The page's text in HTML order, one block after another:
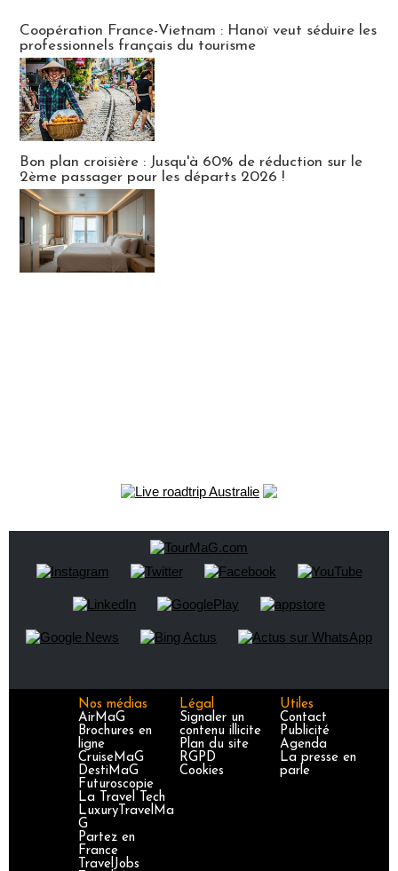
Coopération France-Vietnam : Hanoï veut séduire les
professionnels français du tourisme
Bon plan croisière : Jusqu'à 60% de réduction sur le
2ème passager pour les départs 2026 !
Nos médias
AirMaG
Brochures en
ligne
CruiseMaG
DestiMaG
Futuroscopie
La Travel Tech
LuxuryTravelMa
G
Partez en
France
TravelJobs
Légal
Signaler un
contenu illicite
Plan du site
RGPD
Cookies
Utiles
Contact
Publicité
Agenda
La presse en
parle